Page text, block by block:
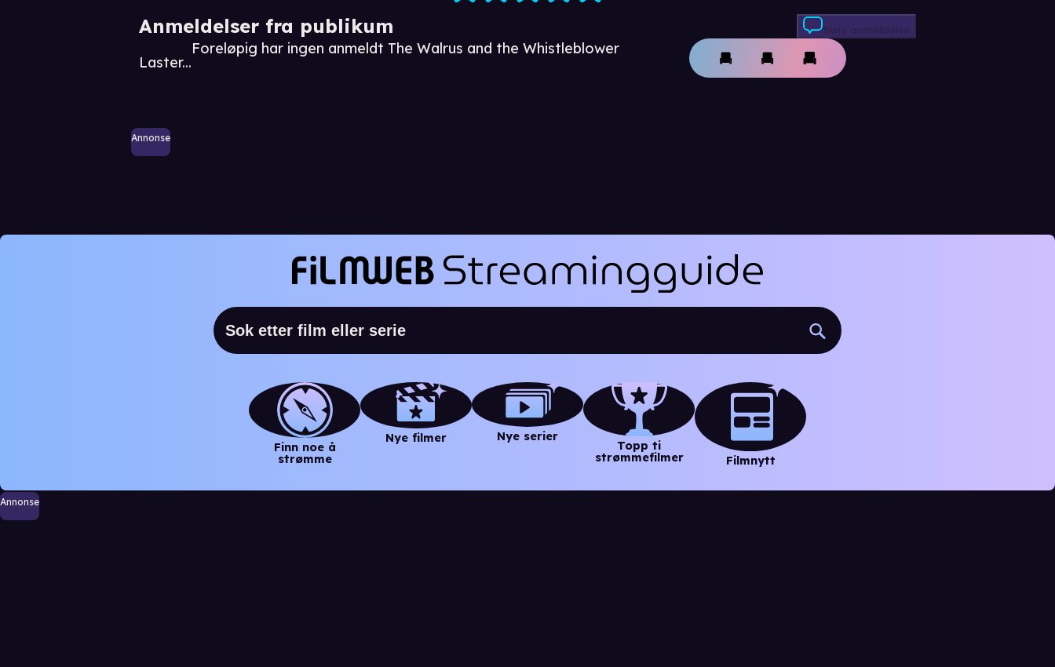
Anmeldelser fra publikum
Laster...
Foreløpig har ingen anmeldt The Walrus and the Whistleblower
Skriv anmeldelse
Annonse
Finn noe å
strømme
Nye filmer Nye serier
Topp ti
strømmefilmer
Filmnytt
Annonse